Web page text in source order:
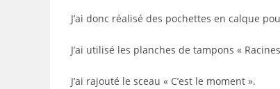
J’ai donc réalisé des pochettes en calque
J’ai utilisé les planches de tampons «
J’ai rajouté le sceau « C’est le moment ».